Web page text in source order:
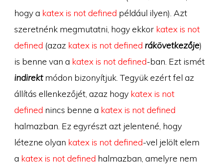
hogy a katex is not defined például ilyen). Azt
szeretnénk megmutatni, hogy ekkor katex is not
defined (azaz katex is not defined rákövetkezője)
is benne van a katex is not defined-ban. Ezt ismét
indirektmódon bizonyítjuk. Tegyük ezért fel az
állítás ellenkezőjét, azaz hogy katex is not
defined nincs benne a katex is not defined
halmazban. Ez egyrészt azt jelentené, hogy
létezne olyan katex is not defined-vel jelölt elem
a katex is not defined halmazban, amelyre nem